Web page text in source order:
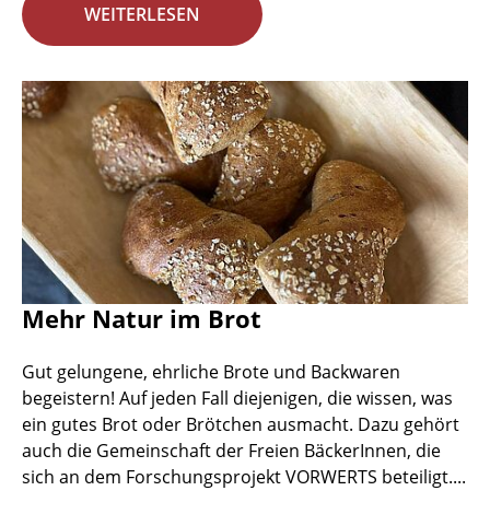
WEITERLESEN
Mehr Natur im Brot
Gut gelungene, ehrliche Brote und Backwaren
begeistern! Auf jeden Fall diejenigen, die wissen, was
ein gutes Brot oder Brötchen ausmacht. Dazu gehört
auch die Gemeinschaft der Freien BäckerInnen, die
sich an dem Forschungsprojekt VORWERTS beteiligt....